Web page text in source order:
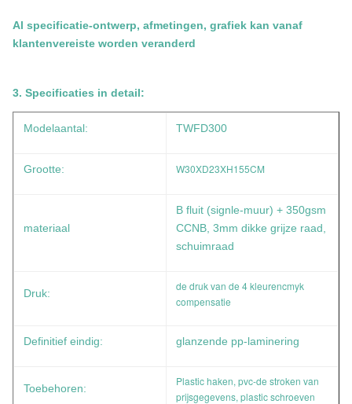
Al specificatie-ontwerp, afmetingen, grafiek kan vanaf
klantenvereiste worden veranderd
3. Specificaties in detail:
Modelaantal: TWFD300
Grootte: W30XD23XH155CM
materiaal
B fluit (signle-muur) + 350gsm
CCNB, 3mm dikke grijze raad,
schuimraad
Druk:
de druk van de 4 kleurencmyk
compensatie
Definitief eindig: glanzende pp-laminering
Toebehoren:
Plastic haken, pvc-de stroken van
prijsgegevens, plastic schroeven